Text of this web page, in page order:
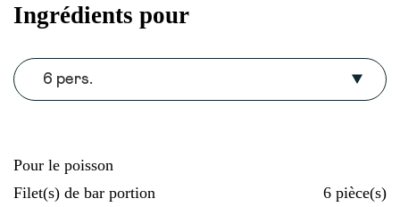
Ingrédients pour
6 pers.
Pour le poisson
Filet(s) de bar portion
6 pièce(s)